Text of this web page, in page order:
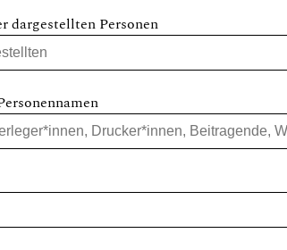
dargestellten Personen